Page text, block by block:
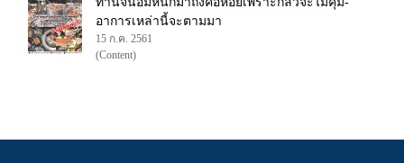
อาการเหล่านี้จะตามมา
15 ก.ค. 2561
(Content)